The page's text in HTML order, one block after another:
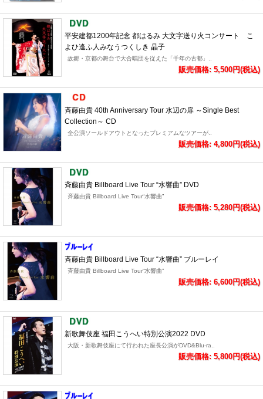
平安建都1200年記念 都はるみ 大文字送り火コンサート こ
よひ逢ふ人みなうつくしき 晶子
故郷・京都の舞台で大合唱団を従えた「千年の古都」..
販売価格: 5,500円(税込)
斉藤由貴 40th Anniversary Tour 水辺の扉 ～Single Best
Collection～ CD
全公演ソールドアウトとなったプレミアムなツアーが..
販売価格: 4,800円(税込)
斉藤由貴 Billboard Live Tour “水響曲” DVD
斉藤由貴 Billboard Live Tour“水響曲”
販売価格: 5,280円(税込)
斉藤由貴 Billboard Live Tour “水響曲” ブルーレイ
斉藤由貴 Billboard Live Tour“水響曲”
販売価格: 6,600円(税込)
新歌舞伎座 福田こうへい特別公演2022 DVD
大阪・新歌舞伎座にて行われた座長公演がDVD&Blu-ra..
販売価格: 5,800円(税込)